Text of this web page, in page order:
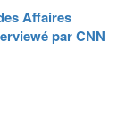
Affaires
par CNN